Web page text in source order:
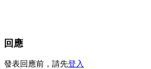
回應
發表回應前，請先登入